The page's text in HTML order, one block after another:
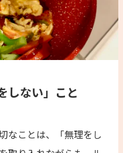
しない」こと
なことは、「無理をし